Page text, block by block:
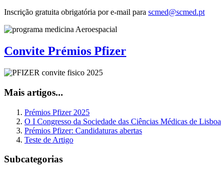
Inscrição gratuita obrigatória por e-mail para scmed@scmed.pt
Convite Prémios Pfizer
Mais artigos...
Prémios Pfizer 2025
O I Congresso da Sociedade das Ciências Médicas de Lisboa
Prémios Pfizer: Candidaturas abertas
Teste de Artigo
Subcategorias